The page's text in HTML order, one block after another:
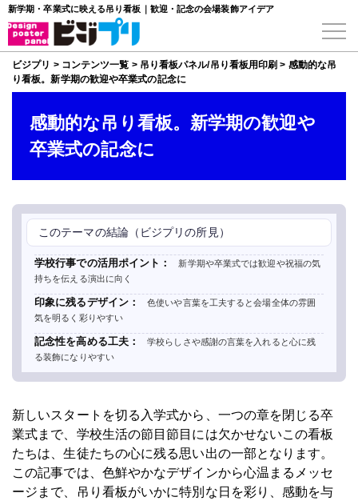
新学期・卒業式に映える吊り看板｜歓迎・記念の会場装飾アイデア
ビジプリ > コンテンツ一覧 > 吊り看板パネル/吊り看板用印刷 > 感動的な吊
り看板。新学期の歓迎や卒業式の記念に
感動的な吊り看板。新学期の歓迎や
卒業式の記念に
このテーマの結論（ビジプリの所見）
学校行事での活用ポイント：
新学期や卒業式では歓迎や祝福の気
持ちを伝える演出に向く
印象に残るデザイン：
色使いや言葉を工夫すると会場全体の雰囲
気を明るく彩りやすい
記念性を高める工夫：
学校らしさや感謝の言葉を入れると心に残
る装飾になりやすい
新しいスタートを切る入学式から、一つの章を閉じる卒
業式まで、学校生活の節目節目には欠かせないこの看板
たちは、生徒たちの心に残る思い出の一部となります。
この記事では、色鮮やかなデザインから心温まるメッセ
ージまで、吊り看板がいかに特別な日を彩り、感動を与